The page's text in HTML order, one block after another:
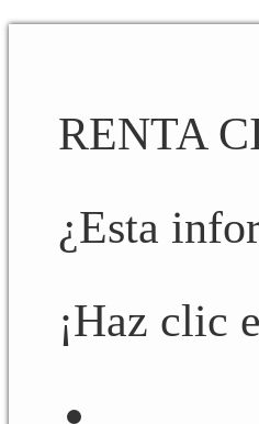
RENTA
¿Esta
¡Haz clic